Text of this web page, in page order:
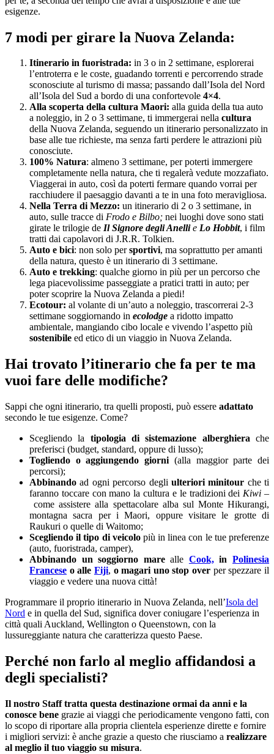
esigenze.
7 modi per girare la Nuova Zelanda:
Itinerario in fuoristrada: in 3 o in 2 settimane, esplorerai
l’entroterra e le coste, guadando torrenti e percorrendo strade
sconosciute al turismo di massa; passando dall’Isola del Nord
all’Isola del Sud a bordo di una confortevole 4×4.
Alla scoperta della cultura Maori: alla guida della tua auto
a noleggio, in 2 o 3 settimane, ti immergerai nella cultura
della Nuova Zelanda, seguendo un itinerario personalizzato in
base alle tue richieste, ma senza farti perdere le attrazioni più
conosciute.
100% Natura: almeno 3 settimane, per poterti immergere
completamente nella natura, che ti regalerà vedute mozzafiato.
Viaggerai in auto, così da poterti fermare quando vorrai per
racchiudere il paesaggio davanti a te in una foto meravigliosa.
Nella Terra di Mezzo: un itinerario di 2 o 3 settimane, in
auto, sulle tracce di Frodo e Bilbo; nei luoghi dove sono stati
girate le trilogie de Il Signore degli Anellie Lo Hobbit, i film
tratti dai capolavori di J.R.R. Tolkien.
Auto e bici: non solo persportivi, ma soprattutto per amanti
della natura, questo è un itinerario di 3 settimane.
Auto e trekking: qualche giorno in più per un percorso che
lega piacevolissime passeggiate a pratici tratti in auto; per
poter scoprire la Nuova Zelanda a piedi!
Ecotour: al volante di un’auto a noleggio, trascorrerai 2-3
settimane soggiornando in ecolodge a ridotto impatto
ambientale, mangiando cibo locale e vivendo l’aspetto più
sostenibile ed etico di un viaggio in Nuova Zelanda.
Hai trovato l’itinerario che fa per te ma
vuoi fare delle modifiche?
Sappi che ogni itinerario, tra quelli proposti, può essere adattato
secondo le tue esigenze. Come?
Scegliendo la tipologia di sistemazione alberghiera che
preferisci (budget, standard, oppure di lusso);
Togliendo o aggiungendo giorni (alla maggior parte dei
percorsi);
Abbinando ad ogni percorso degli ulteriori minitour che ti
faranno toccare con mano la cultura e le tradizioni dei Kiwi –
come assistere alla spettacolare alba sul Monte Hikurangi,
montagna sacra per i Maori, oppure visitare le grotte di
Raukuri o quelle di Waitomo;
Scegliendo il tipo di veicolopiù in linea con le tue preferenze
(auto, fuoristrada, camper),
Abbinando un soggiorno marealle Cook,inPolinesia
Francese o alle Fiji, o magari uno stop over per spezzare il
viaggio e vedere una nuova città!
Programmare il proprio itinerario in Nuova Zelanda, nell’Isola del
Nord e in quella del Sud, significa dover coniugare l’esperienza in
città quali Auckland, Wellington o Queenstown, con la
lussureggiante natura che caratterizza questo Paese.
Perché non farlo al meglio affidandosi a
degli specialisti?
Il nostro Staff tratta questa destinazione ormai da anni e la
conosce bene grazie ai viaggi che periodicamente vengono fatti, con
lo scopo di riportare alla propria clientela esperienze dirette e fornire
i migliori servizi: è anche grazie a questo che riusciamo a realizzare
al meglio il tuo viaggio su misura.